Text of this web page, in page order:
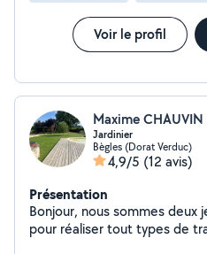
Voir le profil
Maxime
Jardinier
Bègles (Dorat Verduc)
4,9/5 (12 avis)
Présentation
Bonjour, nous sommes deux
pour réaliser tout types de